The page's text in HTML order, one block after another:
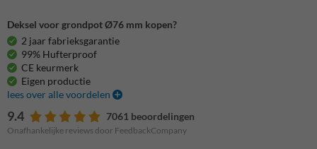
Deksel voor grondpot Ø76 mm kopen?
2 jaar fabrieksgarantie
99% Hufterproof
CE keurmerk
Eigen productie
lees over alle voordelen
9.4 7061 beoordelingen
Onafhankelijke reviews door FeedbackCompany